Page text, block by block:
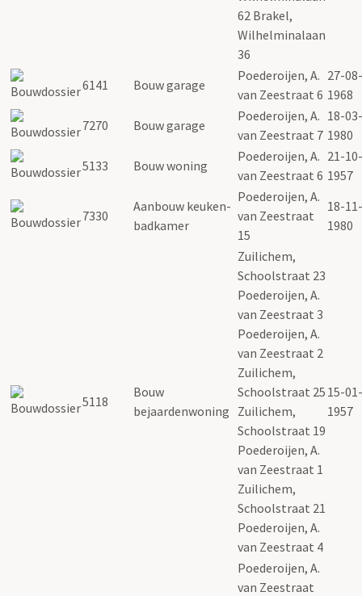
62 Brakel,
Wilhelminalaan
36
6141
Bouw garage
Poederoijen, A.
van Zeestraat 6
27-08-
1968
7270
Bouw garage
Poederoijen, A.
van Zeestraat 7
18-03-
1980
5133
Bouw woning
Poederoijen, A.
van Zeestraat 6
21-10-
1957
7330
Aanbouw keuken-
badkamer
Poederoijen, A.
van Zeestraat
15
18-11-
1980
5118
Bouw
bejaardenwoning
Zuilichem,
Schoolstraat 23
Poederoijen, A.
van Zeestraat 3
Poederoijen, A.
van Zeestraat 2
Zuilichem,
Schoolstraat 25
Zuilichem,
Schoolstraat 19
Poederoijen, A.
van Zeestraat 1
Zuilichem,
Schoolstraat 21
Poederoijen, A.
van Zeestraat 4
15-01-
1957
Poederoijen, A.
van Zeestraat